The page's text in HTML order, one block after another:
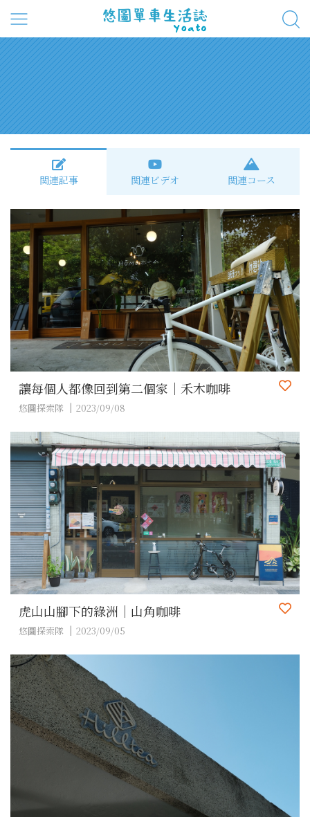
関連記事 関連ビデオ 関連コース
讓每個人都像回到第二個家｜禾木咖啡
悠圖探索隊 2023/09/08
虎山山腳下的綠洲｜山角咖啡
悠圖探索隊 2023/09/05